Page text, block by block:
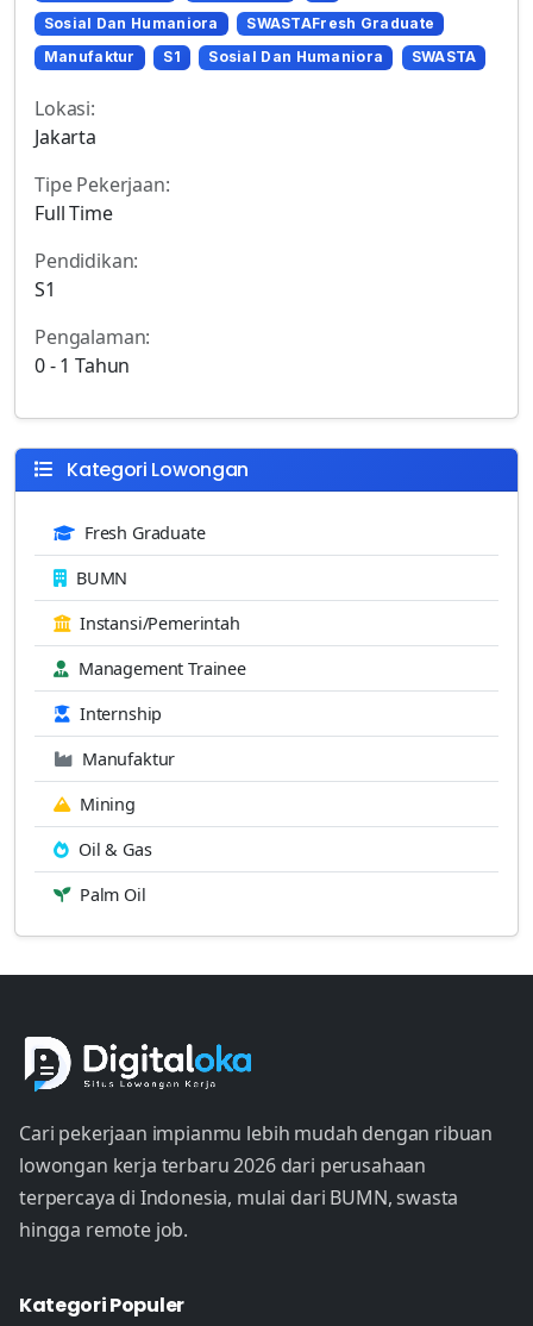
Sosial Dan Humaniora
SWASTAFresh Graduate
Manufaktur
S1 Sosial Dan Humaniora SWASTA
Lokasi:
Jakarta
Tipe Pekerjaan:
Full Time
Pendidikan:
S1
Pengalaman:
0 - 1 Tahun
Kategori Lowongan
Fresh Graduate
BUMN
Instansi/Pemerintah
Management Trainee
Internship
Manufaktur
Mining
Oil & Gas
Palm Oil
Cari pekerjaan impianmu lebih mudah dengan ribuan
lowongan kerja terbaru 2026 dari perusahaan
terpercaya di Indonesia, mulai dari BUMN, swasta
hingga remote job.
Kategori Populer